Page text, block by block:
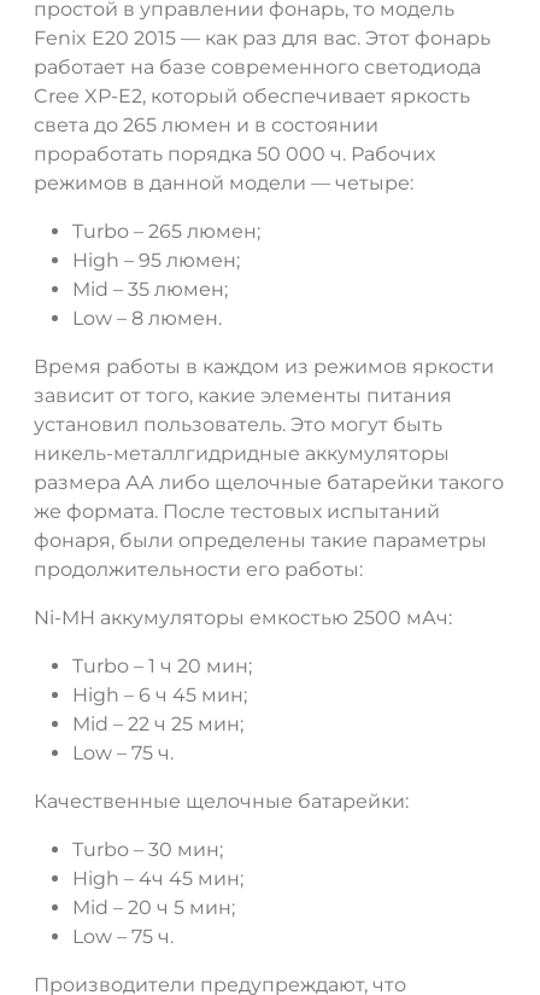
простой в управлении фонарь, то модель
Fenix E20 2015 — как раз для вас. Этот фонарь
работает на базе современного светодиода
Cree XP-E2, который обеспечивает яркость
света до 265 люмен и в состоянии
проработать порядка 50 000 ч. Рабочих
режимов в данной модели — четыре:
Turbo – 265 люмен;
High – 95 люмен;
Mid – 35 люмен;
Low – 8 люмен.
Время работы в каждом из режимов яркости
зависит от того, какие элементы питания
установил пользователь. Это могут быть
никель-металлгидридные аккумуляторы
размера АА либо щелочные батарейки такого
же формата. После тестовых испытаний
фонаря, были определены такие параметры
продолжительности его работы:
Ni-MH аккумуляторы емкостью 2500 мАч:
Turbo – 1 ч 20 мин;
High – 6 ч 45 мин;
Mid – 22 ч 25 мин;
Low – 75 ч.
Качественные щелочные батарейки:
Turbo – 30 мин;
High – 4ч 45 мин;
Mid – 20 ч 5 мин;
Low – 75 ч.
Производители предупреждают, что